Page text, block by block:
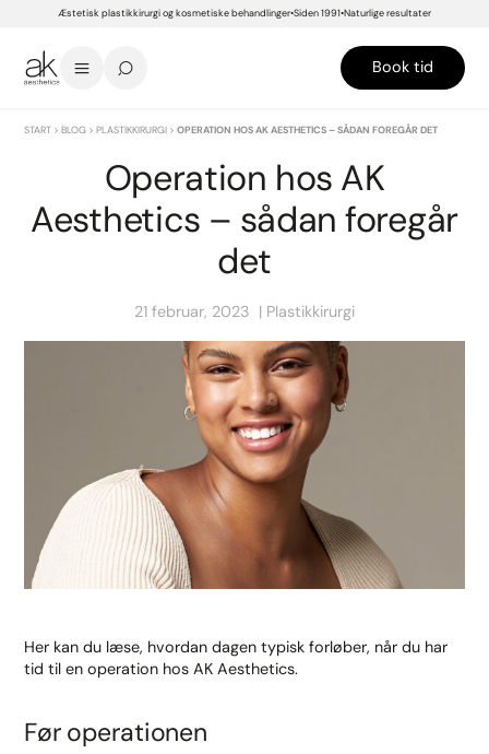
Æstetisk plastikkirurgi og kosmetiske behandlinger Siden 1991 Naturlige resultater
Book tid
START >BLOG >PLASTIKKIRURGI >OPERATION HOS AK AESTHETICS – SÅDAN FOREGÅR DET
Operation hos AK
Aesthetics – sådan foregår
det
21 februar, 2023 Plastikkirurgi
Her kan du læse, hvordan dagen typisk forløber, når du har
tid til en operation hos AK Aesthetics.
Før operationen